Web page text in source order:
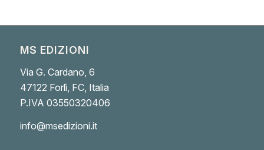
MS EDIZIONI
Via G. Cardano, 6
47122 Forlì, FC, Italia
P.IVA 03550320406
info@msedizioni.it